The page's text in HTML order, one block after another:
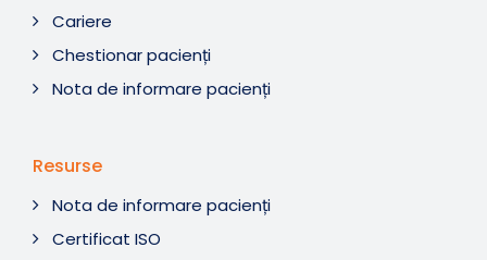
Cariere
Chestionar pacienți
Nota de informare pacienți
Resurse
Nota de informare pacienți
Certificat ISO